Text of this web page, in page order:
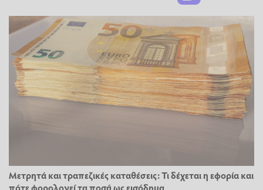
Μετρητά και τραπεζικές καταθέσεις: Τι δέχεται η εφορία και
πότε φορολογεί τα ποσά ως εισόδημα